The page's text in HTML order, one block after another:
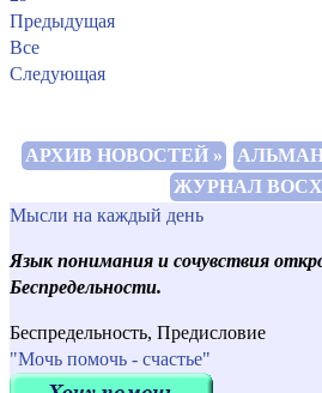
Предыдущая
Все
Следующая
АРХИВ НОВОСТЕЙ »
ЖУРНАЛ
Мысли на каждый день
Язык понимания и сочувствия
Беспредельности.
Беспредельность, Предисловие
"Мочь помочь - счастье"